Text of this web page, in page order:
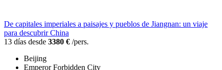
De capitales imperiales a paisajes y pueblos de Jiangnan: un viaje
para descubrir China
13 días desde 3380 € /pers.
Beijing
Emperor Forbidden City